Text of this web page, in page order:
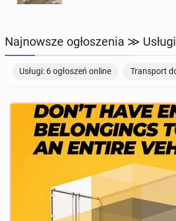
KUPIĘ & SPRZEDAM
Najnowsze ogłoszenia ≫ Usługi
Usługi: 6 ogłoszeń online